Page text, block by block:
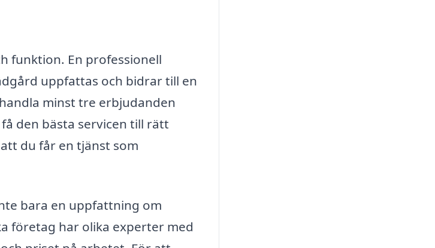
funktion. En professionell
uppfattas och bidrar till en
minst tre erbjudanden
den bästa servicen till rätt
du får en tjänst som
bara en uppfattning om
företag har olika experter med